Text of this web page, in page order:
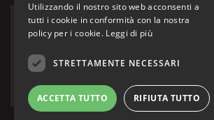
24 25 26 27
Utilizzando il nostro sito web acconsenti a
tutti i cookie in conformità con la nostra
policy per i cookie. Leggi di più
STRETTAMENTE NECESSARI
ACCETTA TUTTO RIFIUTA TUTTO